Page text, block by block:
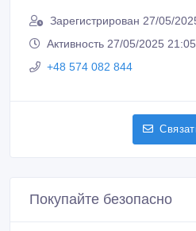
Зарегистрирован 27/05/
Активность 27/05/2025 21:05
+48 574 082 844
Покупайте безопасно